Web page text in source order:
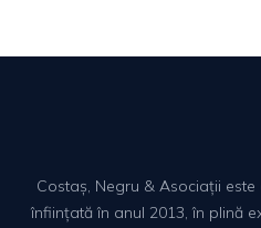
Costaș, Negru & Asociații
înființată în anul 2013, în plină